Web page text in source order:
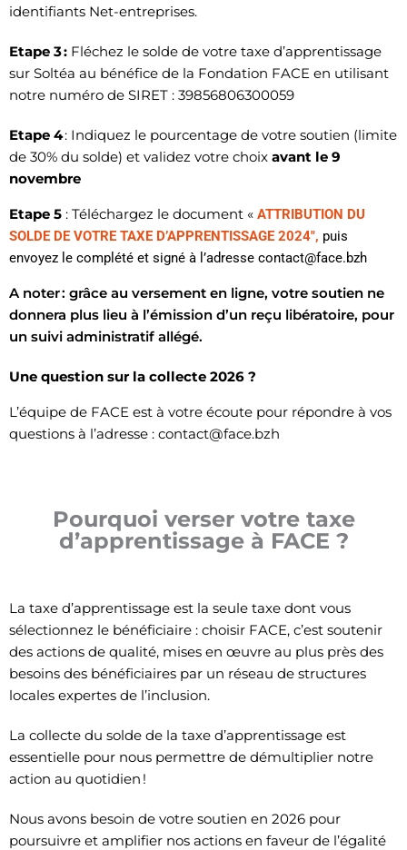
identifiants Net-entreprises.
Etape 3 : Fléchez le solde de votre taxe d’apprentissage
sur Soltéa au bénéfice de la Fondation FACE en utilisant
notre numéro de SIRET : 39856806300059
Etape 4: Indiquez le pourcentage de votre soutien (limite
de 30% du solde) et validez votre choix avant le 9
novembre
Etape 5 : Téléchargez le document « ATTRIBUTION DU
SOLDE DE VOTRE TAXE D’APPRENTISSAGE 2024″, puis
envoyez le complété et signé à l’adresse contact@face.bzh
A noter : grâce au versement en ligne, votre soutien ne
donnera plus lieu à l’émission d’un reçu libératoire, pour
un suivi administratif allégé.
Une question sur la collecte 2026 ?
L’équipe de FACE est à votre écoute pour répondre à vos
questions à l’adresse : contact@face.bzh
Pourquoi verser votre taxe
d’apprentissage à FACE ?
La taxe d’apprentissage est la seule taxe dont vous
sélectionnez le bénéficiaire : choisir FACE, c’est soutenir
des actions de qualité, mises en œuvre au plus près des
besoins des bénéficiaires par un réseau de structures
locales expertes de l’inclusion.
La collecte du solde de la taxe d’apprentissage est
essentielle pour nous permettre de démultiplier notre
action au quotidien !
Nous avons besoin de votre soutien en 2026 pour
poursuivre et amplifier nos actions en faveur de l’égalité